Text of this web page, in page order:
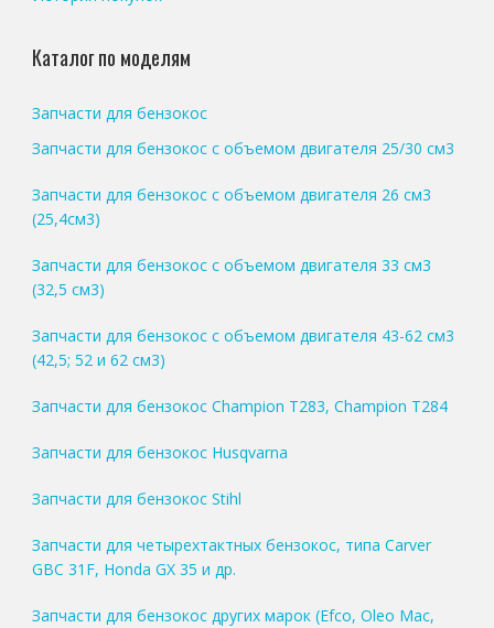
Каталог по моделям
Запчасти для бензокос
Запчасти для бензокос с объемом двигателя 25/30 см3
Запчасти для бензокос с объемом двигателя 26 см3
(25,4см3)
Запчасти для бензокос с объемом двигателя 33 см3
(32,5 см3)
Запчасти для бензокос с объемом двигателя 43-62 см3
(42,5; 52 и 62 см3)
Запчасти для бензокос Champion T283, Champion T284
Запчасти для бензокос Husqvarna
Запчасти для бензокос Stihl
Запчасти для четырехтактных бензокос, типа Carver
GBC 31F, Honda GX 35 и др.
Запчасти для бензокос других марок (Efco, Oleo Mac,